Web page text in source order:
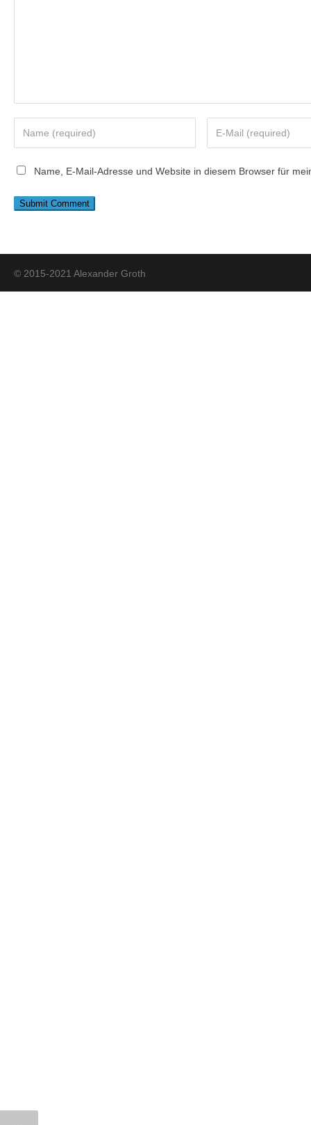
Name, E-Mail-Adresse und Website in diesem Browser für
© 2015-2021 Alexander Groth